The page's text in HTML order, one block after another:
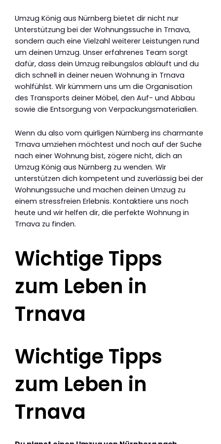
Umzug König aus Nürnberg bietet dir nicht nur
Unterstützung bei der Wohnungssuche in Trnava,
sondern auch eine Vielzahl weiterer Leistungen rund
um deinen Umzug. Unser erfahrenes Team sorgt
dafür, dass dein Umzug reibungslos abläuft und du
dich schnell in deiner neuen Wohnung in Trnava
wohlfühlst. Wir kümmern uns um die Organisation
des Transports deiner Möbel, den Auf- und Abbau
sowie die Entsorgung von Verpackungsmaterialien.
Wenn du also vom quirligen Nürnberg ins charmante
Trnava umziehen möchtest und noch auf der Suche
nach einer Wohnung bist, zögere nicht, dich an
Umzug König aus Nürnberg zu wenden. Wir
unterstützen dich kompetent und zuverlässig bei der
Wohnungssuche und machen deinen Umzug zu
einem stressfreien Erlebnis. Kontaktiere uns noch
heute und wir helfen dir, die perfekte Wohnung in
Trnava zu finden.
Wichtige Tipps
zum Leben in
Trnava
Wichtige Tipps
zum Leben in
Trnava